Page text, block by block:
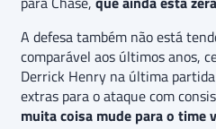
A defesa também não está
comparável aos últimos anos,
Derrick Henry na última
extras para o ataque com
muita coisa mude para o time